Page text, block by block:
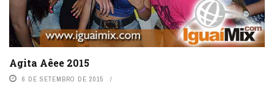
Agita Aêee 2015
6 DE SETEMBRO DE 2015